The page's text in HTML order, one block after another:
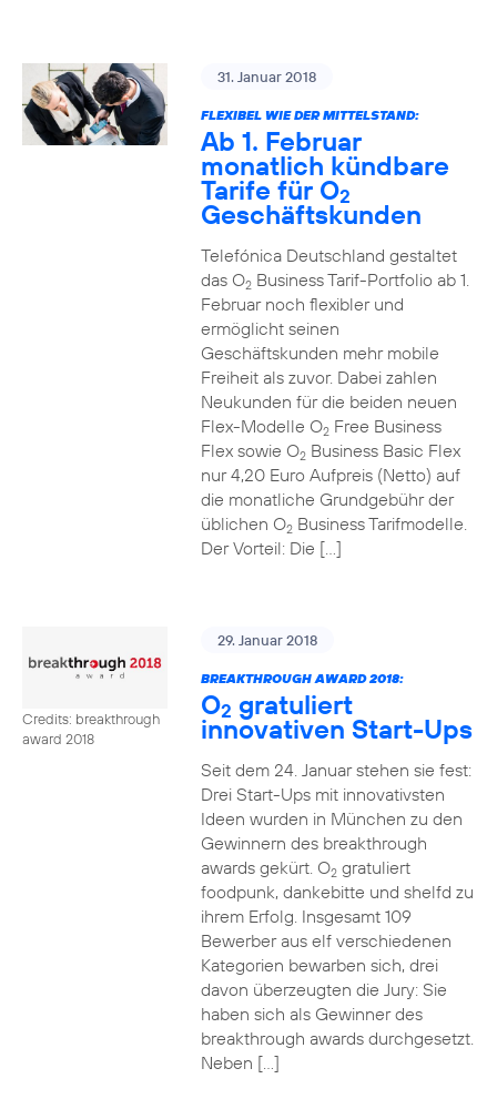
31. Januar 2018
FLEXIBEL WIE DER MITTELSTAND:
Ab 1. Februar
monatlich kündbare
Tarife für O2
Geschäftskunden
Telefónica Deutschland gestaltet
das O2Business Tarif-Portfolio ab 1.
Februar noch flexibler und
ermöglicht seinen
Geschäftskunden mehr mobile
Freiheit als zuvor. Dabei zahlen
Neukunden für die beiden neuen
Flex-Modelle O2Free Business
Flex sowie O2Business Basic Flex
nur 4,20 Euro Aufpreis (Netto) auf
die monatliche Grundgebühr der
üblichen O2Business Tarifmodelle.
Der Vorteil: Die […]
Credits: breakthrough
award 2018
29. Januar 2018
BREAKTHROUGH AWARD 2018:
O2 gratuliert
innovativen Start-Ups
Seit dem 24. Januar stehen sie fest:
Drei Start-Ups mit innovativsten
Ideen wurden in München zu den
Gewinnern des breakthrough
awards gekürt. O2gratuliert
foodpunk, dankebitte und shelfd zu
ihrem Erfolg. Insgesamt 109
Bewerber aus elf verschiedenen
Kategorien bewarben sich, drei
davon überzeugten die Jury: Sie
haben sich als Gewinner des
breakthrough awards durchgesetzt.
Neben […]